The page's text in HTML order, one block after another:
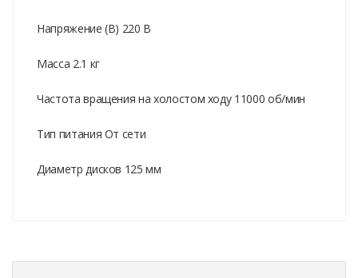
Напряжение (В) 220 В
Масса 2.1 кг
Частота вращения на холостом ходу 11000 об/мин
Тип питания От сети
Диаметр дисков 125 мм